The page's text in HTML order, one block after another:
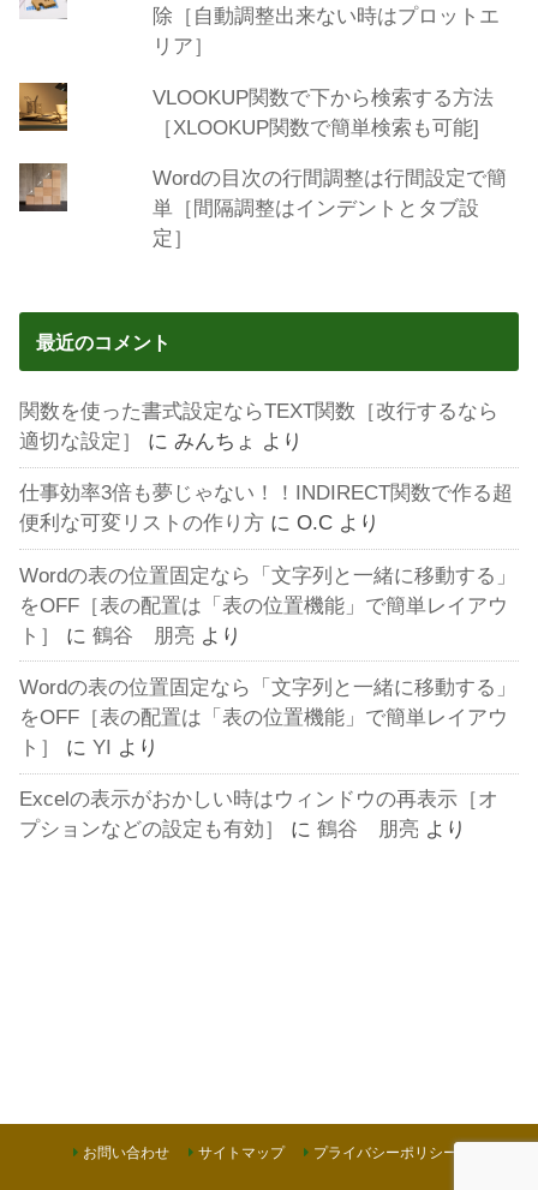
除［自動調整出来ない時はプロットエ
リア］
VLOOKUP関数で下から検索する方法
［XLOOKUP関数で簡単検索も可能]
Wordの目次の行間調整は行間設定で簡
単［間隔調整はインデントとタブ設
定］
最近のコメント
関数を使った書式設定ならTEXT関数［改行するなら
適切な設定］
にみんちょ より
仕事効率3倍も夢じゃない！！INDIRECT関数で作る超
便利な可変リストの作り方 にO.C より
Wordの表の位置固定なら「文字列と一緒に移動する」
をOFF［表の配置は「表の位置機能」で簡単レイアウ
ト］
に鶴谷 朋亮 より
Wordの表の位置固定なら「文字列と一緒に移動する」
をOFF［表の配置は「表の位置機能」で簡単レイアウ
ト］
にYI より
Excelの表示がおかしい時はウィンドウの再表示［オ
プションなどの設定も有効］
に鶴谷 朋亮 より
お問い合わせ サイトマップ プライバシーポリシー